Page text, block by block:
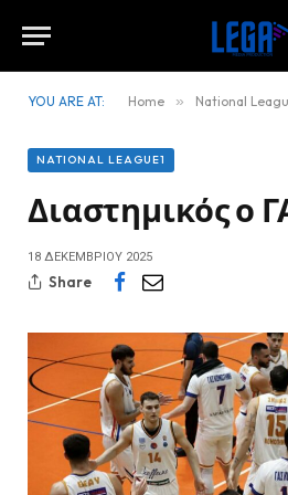
YOU ARE AT: Home » National
NATIONAL LEAGUE1
Διαστημικός ο
18 ΔΕΚΕΜΒΡΊΟΥ 2025
Share